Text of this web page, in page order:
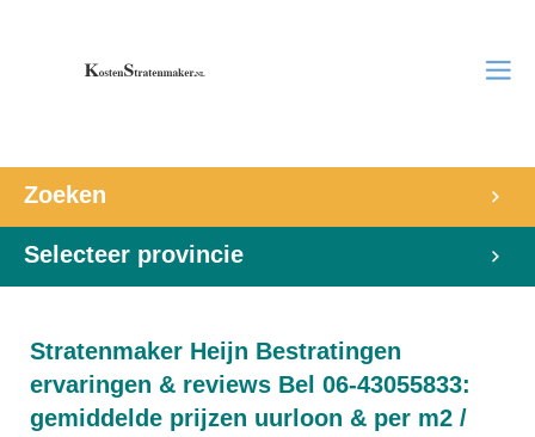
Zoeken
Selecteer provincie
Stratenmaker Heijn Bestratingen
ervaringen & reviews Bel 06-43055833:
gemiddelde prijzen uurloon & per m2 /